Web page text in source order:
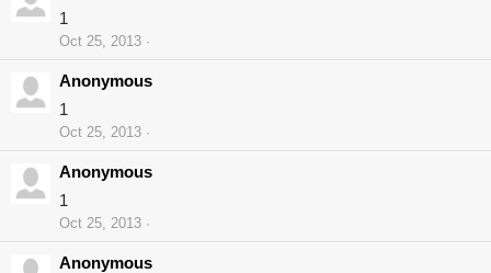
1
Oct 25, 2013
Anonymous
1
Oct 25, 2013
Anonymous
1
Oct 25, 2013
Anonymous